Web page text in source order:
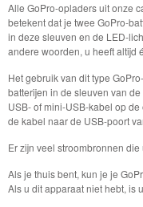
Alle GoPro-opladers uit onze
betekent dat je twee GoPro-
in deze sleuven en de LED-
andere woorden, u heeft altijd
Het gebruik van dit type
batterijen in de sleuven van
USB- of mini-USB-kabel op
de kabel naar de USB-poort
Er zijn veel stroombronnen
Als je thuis bent, kun je je
Als u dit apparaat niet hebt, is